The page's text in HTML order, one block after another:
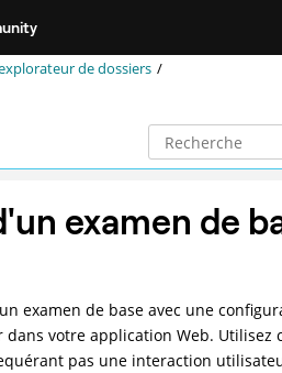
de dossiers
examen de
examen de base avec une
dans votre application Web.
pas une interaction